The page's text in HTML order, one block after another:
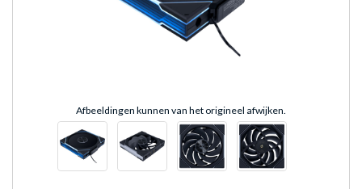
Afbeeldingen kunnen van het origineel afwijken.